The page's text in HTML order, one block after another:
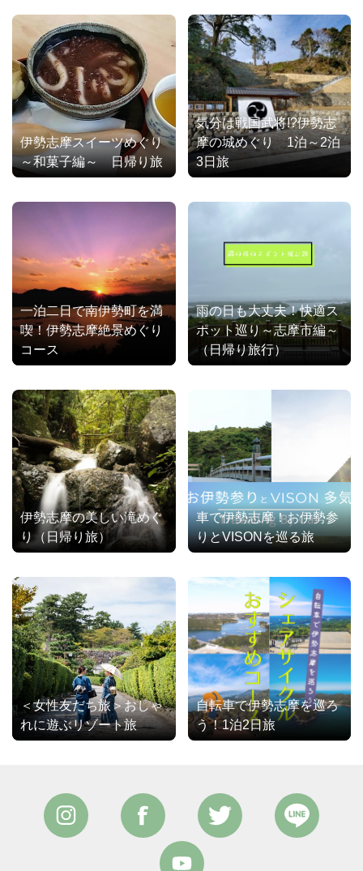
伊勢志摩スイーツめぐり
～和菓子編～ 日帰り旅
気分は戦国武将!?伊勢志
摩の城めぐり 1泊～2泊
3日旅
一泊二日で南伊勢町を満
喫！伊勢志摩絶景めぐり
コース
雨の日も大丈夫！快適ス
ポット巡り～志摩市編～
（日帰り旅行）
伊勢志摩の美しい滝めぐ
り（日帰り旅）
車で伊勢志摩！お伊勢参
りとVISONを巡る旅
＜女性友だち旅＞おしゃ
れに遊ぶリゾート旅
自転車で伊勢志摩を巡ろ
う！1泊2日旅